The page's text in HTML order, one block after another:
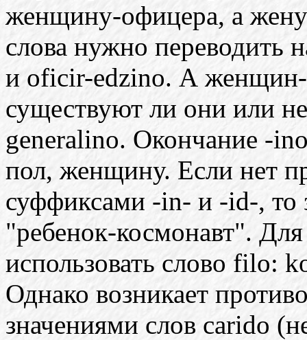
женщину-офицера, а
слова нужно переводить
и oficir-edzino. А женщин-
существуют ли они или
generalino. Окончание -
пол, женщину. Если нет
суффиксами -in- и -id-, то
"ребенок-космонавт".
использовать слово filo:
Однако возникает
значениями слов carido